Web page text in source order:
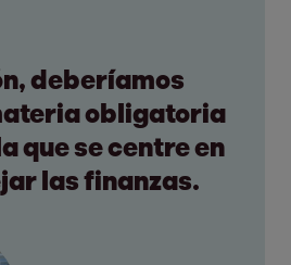
deberíamos
obligatoria
que se centre en
las finanzas.